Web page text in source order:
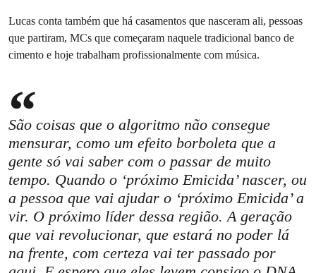
Lucas conta também que há casamentos que nasceram ali, pessoas
que partiram, MCs que começaram naquele tradicional banco de
cimento e hoje trabalham profissionalmente com música.
São coisas que o algoritmo não consegue
mensurar, como um efeito borboleta que a
gente só vai saber com o passar de muito
tempo. Quando o ‘próximo Emicida’ nascer, ou
a pessoa que vai ajudar o ‘próximo Emicida’ a
vir. O próximo líder dessa região. A geração
que vai revolucionar, que estará no poder lá
na frente, com certeza vai ter passado por